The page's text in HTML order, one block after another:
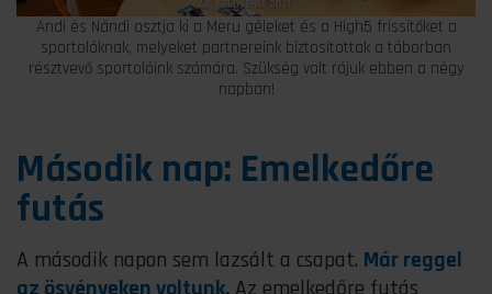
Andi és Nándi osztja ki a Meru géleket és a High5 frissítőket a
sportolóknak, melyeket partnereink biztosítottak a táborban
résztvevő sportolóink számára. Szükség volt rájuk ebben a négy
napban!
Második nap: Emelkedőre
futás
A második napon sem lazsált a csapat. Már reggel